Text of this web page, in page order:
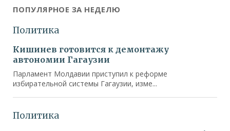
ПОПУЛЯРНОЕ ЗА НЕДЕЛЮ